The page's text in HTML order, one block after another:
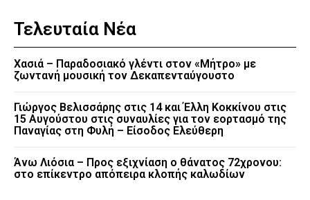
Τελευταία Νέα
Χασιά – Παραδοσιακό γλέντι στον «Μήτρο» με
ζωντανή μουσική τον Δεκαπενταύγουστο
Γιώργος Βελισσάρης στις 14 και Έλλη Κοκκίνου στις
15 Αυγούστου στις συναυλίες για τον εορτασμό της
Παναγίας στη Φυλή – Είσοδος Ελεύθερη
Άνω Λιόσια – Προς εξιχνίαση ο θάνατος 72χρονου:
στο επίκεντρο απόπειρα κλοπής καλωδίων